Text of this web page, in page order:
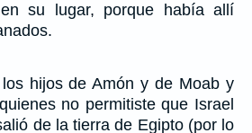
su lugar, porque había allí
hijos de Amón y de Moab y
no permitiste que Israel
de la tierra de Egipto (por lo